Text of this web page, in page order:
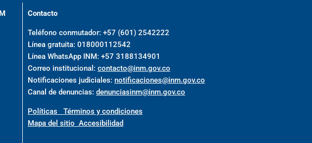
Contacto
Teléfono conmutador: +57 (601) 2542222
Línea gratuita: 018000112542
Línea WhatsApp INM: +57 3188134901
Correo institucional: contacto@inm.gov.co
Notificaciones judiciales: notificaciones@inm.gov.co
Canal de denuncias: denunciasinm@inm.gov.co
Políticas Términos y condiciones
Mapa del sitio Accesibilidad